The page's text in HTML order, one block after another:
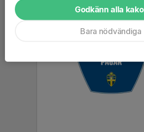
Godkänn alla
Bara nödvändiga